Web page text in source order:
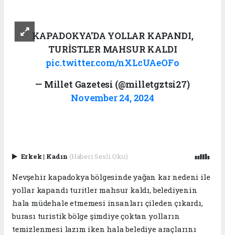
KAPADOKYA'DA YOLLAR KAPANDI,
TURİSTLER MAHSUR KALDI
pic.twitter.com/nXLcUAeOFo
— Millet Gazetesi (@milletgztsi27)
November 24, 2024
Erkek| Kadın (Haberi Sesli Oku)
Nevşehir kapadokya bölgesinde yağan kar nedeni ile
yollar kapandı turitler mahsur kaldı, belediyenin
hala müdehale etmemesi insanları çileden çıkardı,
burası turistik bölge şimdiye çoktan yolların
temizlenmesi lazım iken hala belediye araçlarını